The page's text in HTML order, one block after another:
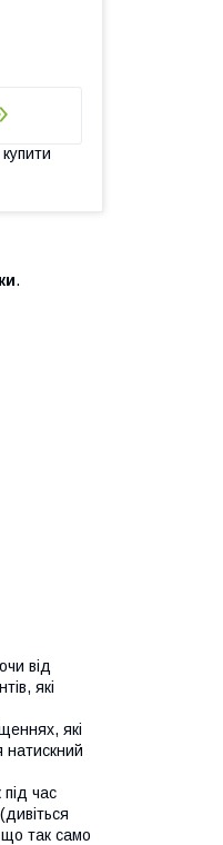
.
від
які
які
натискний
час
так само